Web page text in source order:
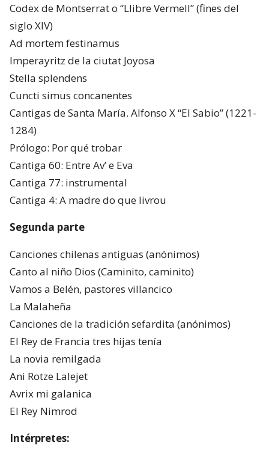
Codex de Montserrat o “Llibre Vermell” (fines del
siglo XIV)
Ad mortem festinamus
Imperayritz de la ciutat Joyosa
Stella splendens
Cuncti simus concanentes
Cantigas de Santa María. Alfonso X “El Sabio” (1221-
1284)
Prólogo: Por qué trobar
Cantiga 60: Entre Av’ e Eva
Cantiga 77: instrumental
Cantiga 4: A madre do que livrou
Segunda parte
Canciones chilenas antiguas (anónimos)
Canto al niño Dios (Caminito, caminito)
Vamos a Belén, pastores villancico
La Malaheña
Canciones de la tradición sefardita (anónimos)
El Rey de Francia tres hijas tenía
La novia remilgada
Ani Rotze Lalejet
Avrix mi galanica
El Rey Nimrod
Intérpretes: